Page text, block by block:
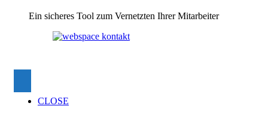
Ein sicheres Tool zum Vernetzten Ihrer Mitarbeiter
CLOSE